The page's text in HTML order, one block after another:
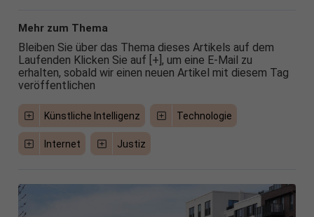
Mehr zum Thema
Bleiben Sie über das Thema dieses Artikels auf dem
Laufenden Klicken Sie auf [+], um eine E-Mail zu
erhalten, sobald wir einen neuen Artikel mit diesem Tag
veröffentlichen
Künstliche Intelligenz Technologie
Internet Justiz